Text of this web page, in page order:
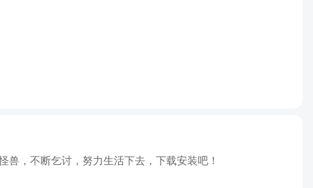
，不断乞讨，努力生活下去，下载安装吧！